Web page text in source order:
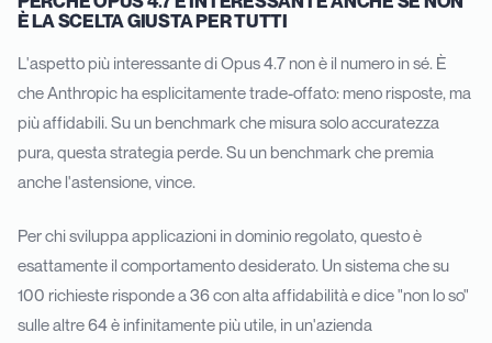
È LA SCELTA GIUSTA PER TUTTI
L'aspetto più interessante di Opus 4.7 non è il numero in sé. È
che Anthropic ha esplicitamente trade-offato: meno risposte, ma
più affidabili. Su un benchmark che misura solo accuratezza
pura, questa strategia perde. Su un benchmark che premia
anche l'astensione, vince.
Per chi sviluppa applicazioni in dominio regolato, questo è
esattamente il comportamento desiderato. Un sistema che su
100 richieste risponde a 36 con alta affidabilità e dice "non lo so"
sulle altre 64 è infinitamente più utile, in un'azienda